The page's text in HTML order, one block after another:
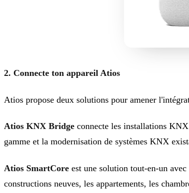
2. Connecte ton appareil Atios
Atios propose deux solutions pour amener
Atios KNX Bridge connecte les installations
gamme et la modernisation de systèmes KNX
Atios SmartCore est une solution tout-en-un
constructions neuves, les appartements, les